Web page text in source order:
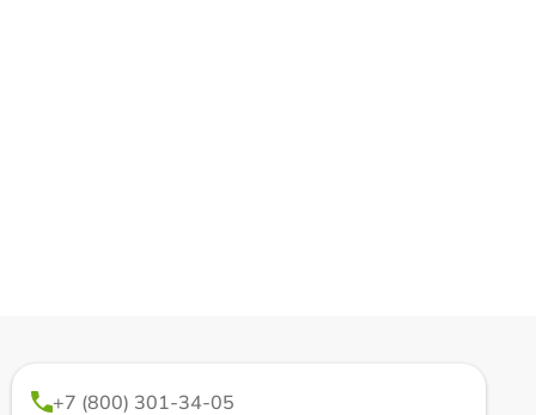
+7 (800) 301-34-05